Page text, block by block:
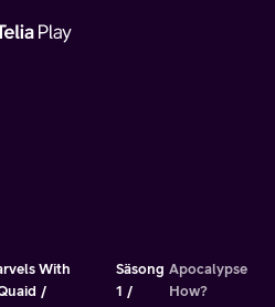
With
Säsong
1
Apocalypse
How?